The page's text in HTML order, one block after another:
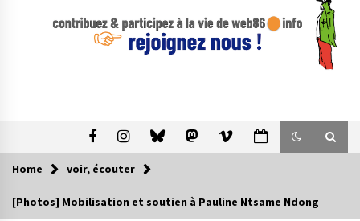
Home voir, écouter
[Photos] Mobilisation et soutien à Pauline Ntsame Ndong